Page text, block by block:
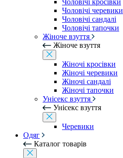
Чоловічі кросівки
Чоловічі черевики
Чоловічі сандалі
Чоловічі тапочки
Жіноче взуття
Жіноче взуття
Жіночі кросівки
Жіночі черевики
Жіночі сандалі
Жіночі тапочки
Унісекс взуття
Унісекс взуття
Черевики
Одяг
Каталог товарів